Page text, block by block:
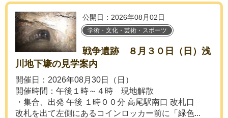
公開日：2026年08月02日
学術・文化・芸術・スポーツ
戦争遺跡 ８月３０日（日）浅
川地下壕の見学案内
開催日：2026年08月30日（日）
開催時間：午後１時～４時 現地解散
・集合、出発 午後 １時００分 高尾駅南口 改札口
改札を出て左側にあるコインロッカー前に「緑色...